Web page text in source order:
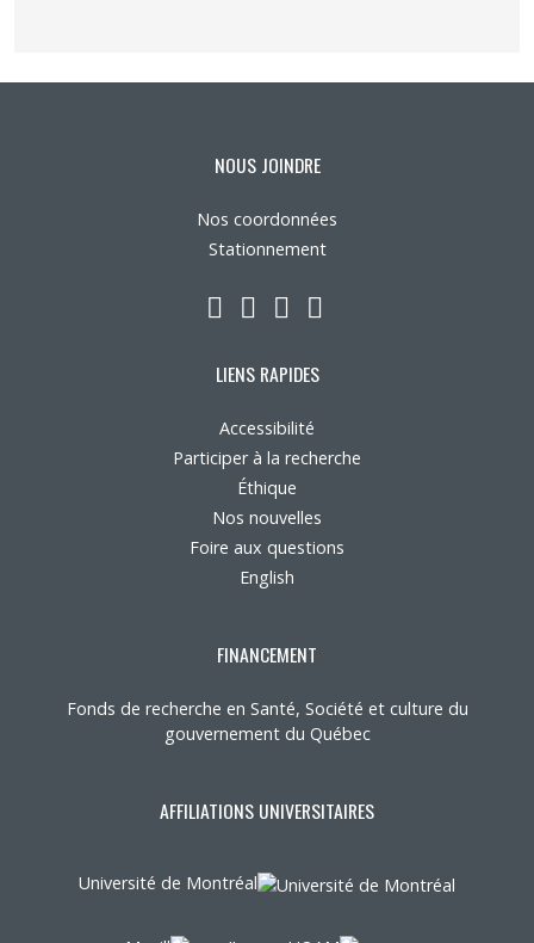
NOUS JOINDRE
Nos coordonnées
Stationnement
LinkedIn
YouTube
Twitter
LIENS RAPIDES
Accessibilité
Participer à la recherche
Éthique
Nos nouvelles
Foire aux questions
English
FINANCEMENT
Fonds de recherche en Santé, Société et culture du
gouvernement du Québec
AFFILIATIONS UNIVERSITAIRES
Université de Montréal